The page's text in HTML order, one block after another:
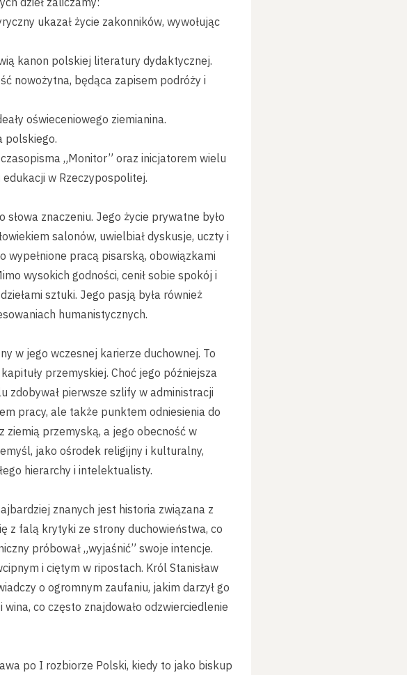
ukazał życie zakonników, wywołując
kanon polskiej literatury dydaktycznej.
nowożytna, będąca zapisem podróży i
oświeceniowego ziemianina.
polskiego.
„Monitor” oraz inicjatorem wielu
w Rzeczypospolitej.
znaczeniu. Jego życie prywatne było
salonów, uwielbiał dyskusje, uczty i
wypełnione pracą pisarską, obowiązkami
wysokich godności, cenił sobie spokój i
sztuki. Jego pasją była również
humanistycznych.
w jego wczesnej karierze duchownej. To
przemyskiej. Choć jego późniejsza
zdobywał pierwsze szlify w administracji
pracy, ale także punktem odniesienia do
ziemią przemyską, a jego obecność w
jako ośrodek religijny i kulturalny,
hierarchy i intelektualisty.
znanych jest historia związana z
z falą krytyki ze strony duchowieństwa, co
próbował „wyjaśnić” swoje intencje.
i ciętym w ripostach. Król Stanisław
o ogromnym zaufaniu, jakim darzył go
co często znajdowało odzwierciedlenie
po I rozbiorze Polski, kiedy to jako biskup